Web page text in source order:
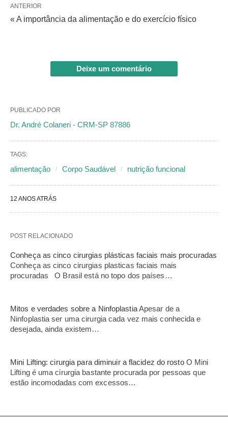
ANTERIOR
« A importância da alimentação e do exercício físico
Deixe um comentário
PUBLICADO POR
Dr. André Colaneri - CRM-SP 87886
TAGS:
alimentação Corpo Saudável nutrição funcional
12 ANOS ATRÁS
POST RELACIONADO
Conheça as cinco cirurgias plásticas faciais mais procuradas
Conheça as cinco cirurgias plasticas faciais mais
procuradas O Brasil está no topo dos países…
Mitos e verdades sobre a NinfoplastiaApesar de a
Ninfoplastia ser uma cirurgia cada vez mais conhecida e
desejada, ainda existem…
Mini Lifting: cirurgia para diminuir a flacidez do rostoO Mini
Lifting é uma cirurgia bastante procurada por pessoas que
estão incomodadas com excessos…